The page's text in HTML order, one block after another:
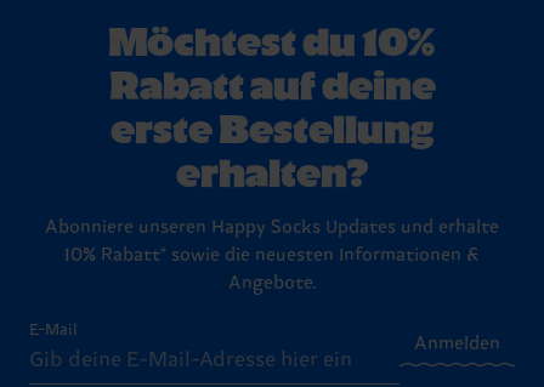
Möchtest du 10%
Rabatt auf deine
erste Bestellung
erhalten?
Abonniere unseren Happy Socks Updates und erhalte
10% Rabatt* sowie die neuesten Informationen &
Angebote.
E-Mail
Anmelden